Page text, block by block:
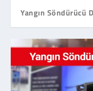
Yangın Söndürücü